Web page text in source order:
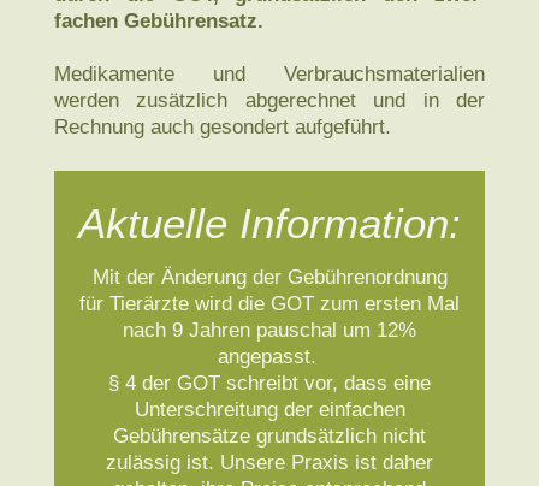
fachen Gebühren­satz.
Medikamente und Verbrauchs­materialien
werden zusätz­lich abge­rechnet und in der
Rechnung auch gesondert auf­geführt.
Aktuelle Information:
Mit der Änderung der Gebührenordnung
für Tierärzte wird die GOT zum ersten Mal
nach 9 Jahren pauschal um 12%
angepasst.
§ 4 der GOT schreibt vor, dass eine
Unterschreitung der einfachen
Gebührensätze grundsätzlich nicht
zulässig ist. Unsere Praxis ist daher